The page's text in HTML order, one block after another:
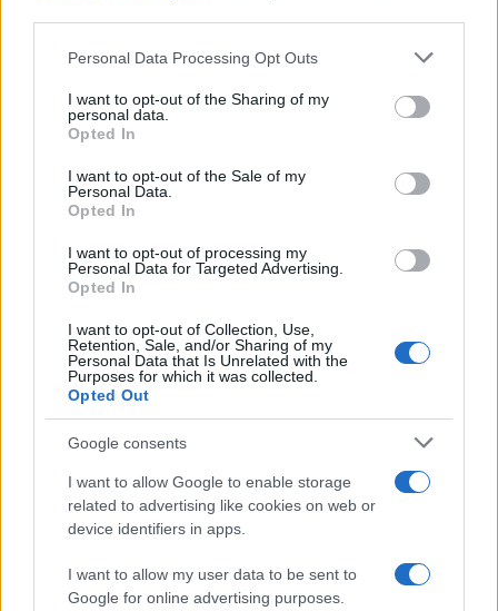
Please note that this website/app uses one or more Google
not limited to your visit or usage behaviour. You may click to
grant or deny consent to Google and its third-party tags to
use your data for below specified purposes in below Google
consent section.
Personal Data Processing Opt Outs
I want to opt-out of the Sharing of my
personal data.
Opted In
I want to opt-out of the Sale of my
Personal Data.
Opted In
I want to opt-out of processing my
Personal Data for Targeted Advertising.
Opted In
I want to opt-out of Collection, Use,
Retention, Sale, and/or Sharing of my
Personal Data that Is Unrelated with the
Purposes for which it was collected.
Opted Out
Google consents
I want to allow Google to enable storage
related to advertising like cookies on web or
device identifiers in apps.
I want to allow my user data to be sent to
Google for online advertising purposes.
Share:
ενημερωθείτε πρώτοι για όλη την ειδησεογραφία και τα
τελευταία νέατης ημέρας
Πιο δημοφιλή
Τουρίστας ρωτούσε πόσο να πληρώσει για
να ασελγήσει σε 10χρονο κορίτσι - Το παιδί
καθόταν αμέριμνο σε αυλή επιχείρησης
Ryanair: «Ένα κομμάτι του προσώπου του
ήταν σαν πλαστελίνη», συγκλονίζει η
επιβάτιδα που έσωσε τον Σέρβο όταν
έσπασε το παράθυρο του αεροπλάνου
Ανησυχία από το ξέσπασμα του ιού του
Δυτικού Νείλου με κρούσματα στην Αττική
- «Καμπανάκι» από τον Ιατρικό Σύλλογο
υγείας